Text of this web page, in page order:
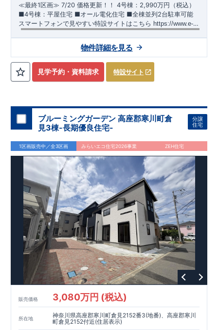
≪最終1区画≫ ​7/20 価格更新！！ ​4号棟：2,990万円（税込）
■4号棟：平屋住宅 ​■オール電化住宅 ​■全棟並列2台駐車可能 ​
スマートフォンで見やすい特設サイトはこちら https://www.e-
blooming.com/bukken/51574032/
【学校】 ​勝山小学校……徒歩5分（約390ｍ） ​第六中学校……徒
歩13分（約1030ｍ）
（地盤編） ​地震に強い家づくり（建物編） 地震に強い家づく
り（制震編）
【ブルーミングガーデンが選ばれる理由】 ​↓ クリックすると
詳細ページが表示されます ​暮らしを豊かにする空間アイデア
外観デザインへのこだわり メンテナンスリフォーム
お問い合わせ​ 027-320-1238​高崎営業所（定休日：火曜日・水
曜日） 営業時間／9：30～18：30​
GOOD DESIGN AWARD2024 ​ 東栄住宅​は、この度2024年度
グッドデザイン賞を3プロジェクト同時受賞いたしました。
木造住宅用制震ダンパー / 東栄セーフティダンパー 地盤改
良工法 / R-Evolve パイル 宅地開発手法 / 簡単に地図から
消せる道
見学予約・資料請求 特設サイト
物件詳細を見る
ブルーミングガーデン 高座郡寒川町倉
見3棟-長期優良住宅-
分譲
住宅
1区画販売中／全3区画 みらいエコ住宅2026事業 ZEH住宅
販売価格 3,080万円 (税込)
所在地
神奈川県高座郡寒川町倉見2152番3(地番)、高座郡寒川
町倉見2152付近(住居表示)